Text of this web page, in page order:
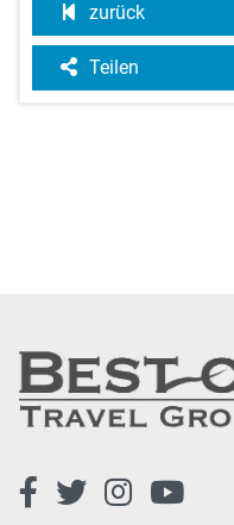
zurück
Teilen